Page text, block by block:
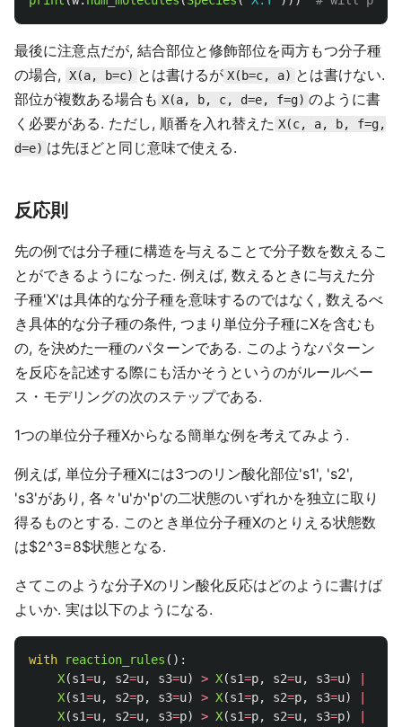
最後に注意点だが, 結合部位と修飾部位を両方もつ分子種
の場合,
X(a, b=c) とは書けるが X(b=c, a) とは書けない.
部位が複数ある場合も X(a, b, c, d=e, f=g) のように書
く必要がある. ただし, 順番を入れ替えた X(c, a, b, f=g,
d=e) は先ほどと同じ意味で使える.
反応則
先の例では分子種に構造を与えることで分子数を数えるこ
とができるようになった. 例えば, 数えるときに与えた分
子種'X'は具体的な分子種を意味するのではなく, 数えるべ
き具体的な分子種の条件, つまり単位分子種にXを含むも
の, を決めた一種のパターンである. このようなパターン
を反応を記述する際にも活かそうというのがルールベー
ス・モデリングの次のステップである.
1つの単位分子種Xからなる簡単な例を考えてみよう.
例えば, 単位分子種Xには3つのリン酸化部位's1', 's2',
's3'があり, 各々'u'か'p'の二状態のいずれかを独立に取り
得るものとする. このとき単位分子種Xのとりえる状態数
は$2^3=8$状態となる.
さてこのような分子Xのリン酸化反応はどのように書けば
よいか. 実は以下のようになる.
with reaction_rules ():
X(s1=u, s2=u, s3=u) > X(s1=p, s2=u, s3=u)
X(s1=u, s2=p, s3=u) > X(s1=p, s2=p, s3=u)
X(s1=u, s2=u, s3=p) > X(s1=p, s2=u, s3=p)